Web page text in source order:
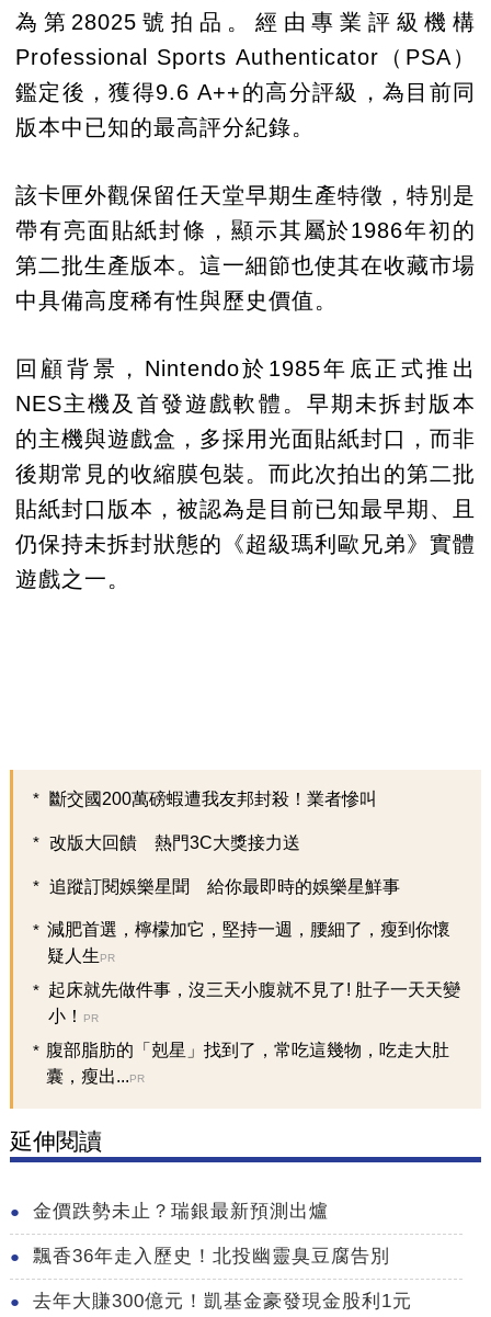
為第28025號拍品。經由專業評級機構
Professional Sports Authenticator（PSA）
鑑定後，獲得9.6 A++的高分評級，為目前同
版本中已知的最高評分紀錄。
該卡匣外觀保留任天堂早期生產特徵，特別是
帶有亮面貼紙封條，顯示其屬於1986年初的
第二批生產版本。這一細節也使其在收藏市場
中具備高度稀有性與歷史價值。
回顧背景，Nintendo於1985年底正式推出
NES主機及首發遊戲軟體。早期未拆封版本
的主機與遊戲盒，多採用光面貼紙封口，而非
後期常見的收縮膜包裝。而此次拍出的第二批
貼紙封口版本，被認為是目前已知最早期、且
仍保持未拆封狀態的《超級瑪利歐兄弟》實體
遊戲之一。
斷交國200萬磅蝦遭我友邦封殺！業者慘叫
改版大回饋 熱門3C大獎接力送
追蹤訂閱娛樂星聞 給你最即時的娛樂星鮮事
減肥首選，檸檬加它，堅持一週，腰細了，瘦到你懷
疑人生PR
起床就先做件事，沒三天小腹就不見了! 肚子一天天變
小！
PR
腹部脂肪的「剋星」找到了，常吃這幾物，吃走大肚
囊，瘦出...PR
延伸閱讀
金價跌勢未止？瑞銀最新預測出爐
飄香36年走入歷史！北投幽靈臭豆腐告別
去年大賺300億元！凱基金豪發現金股利1元